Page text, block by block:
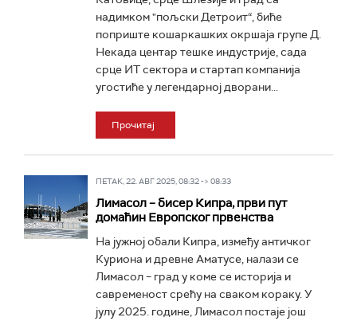
надимком "пољски Детроит“, биће
поприште кошаркашких окршаја групе Д.
Некада центар тешке индустрије, сада
срце ИТ сектора и стартап компанија
угостиће у легендарној дворани...
Прочитај
ПЕТАК, 22. АВГ 2025, 08:32 -> 08:33
Лимасол – бисер Кипра, први пут
домаћин Европског првенства
На јужној обали Кипра, између античког
Куриона и древне Аматусе, налази се
Лимасол – град у коме се историја и
савременост срећу на сваком кораку. У
јулу 2025. године, Лимасол постаје још